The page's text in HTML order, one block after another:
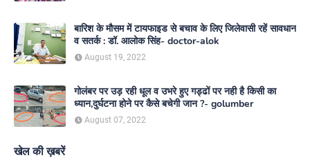
बारिश के मौसम में टायफाइड से बचाव के लिए जिलेवासी रहें सावधान
व सतर्क : डॉ. आलोक सिंह- doctor-alok
August 19, 2022
गोलंबर पर उड़ रही धूल व उभरे हुए गड्ढों पर नही है किसी का
ध्यान,दुर्घटना होने पर कैसे बचेगी जान ?- golumber
August 07, 2022
खेल की ख़बरें